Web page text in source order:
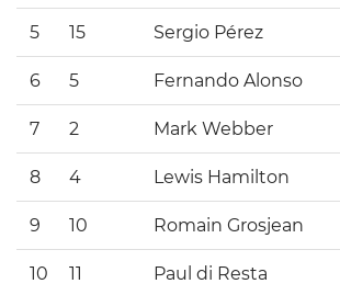
5 15 Sergio Pérez
6 5 Fernando Alonso
7 2 Mark Webber
8 4 Lewis Hamilton
9 10 Romain Grosjean
10 11 Paul di Resta